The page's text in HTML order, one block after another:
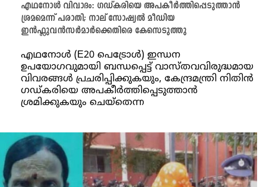
എഥനോള്‍ വിവാദം: ഗഡ്കരിയെ അപകീർത്തിപ്പെടുത്താന്‍
ശ്രമമെന്ന് പരാതി; നാല് സോഷ്യൽ മീഡിയ
ഇൻഫ്ലുവൻസർമാർക്കെതിരെ കേസെടുത്തു
എഥനോൾ (E20 പെട്രോള്‍) ഇന്ധന
ഉപയോഗവുമായി ബന്ധപ്പെട്ട് വാസ്തവവിരുദ്ധമായ
വിവരങ്ങള്‍ പ്രചരിപ്പിക്കുകയും, കേന്ദ്രമന്ത്രി നിതിൻ
ഗഡ്കരിയെ അപകീർത്തിപ്പെടുത്താൻ
ശ്രമിക്കുകയും ചെയ്തെന്ന